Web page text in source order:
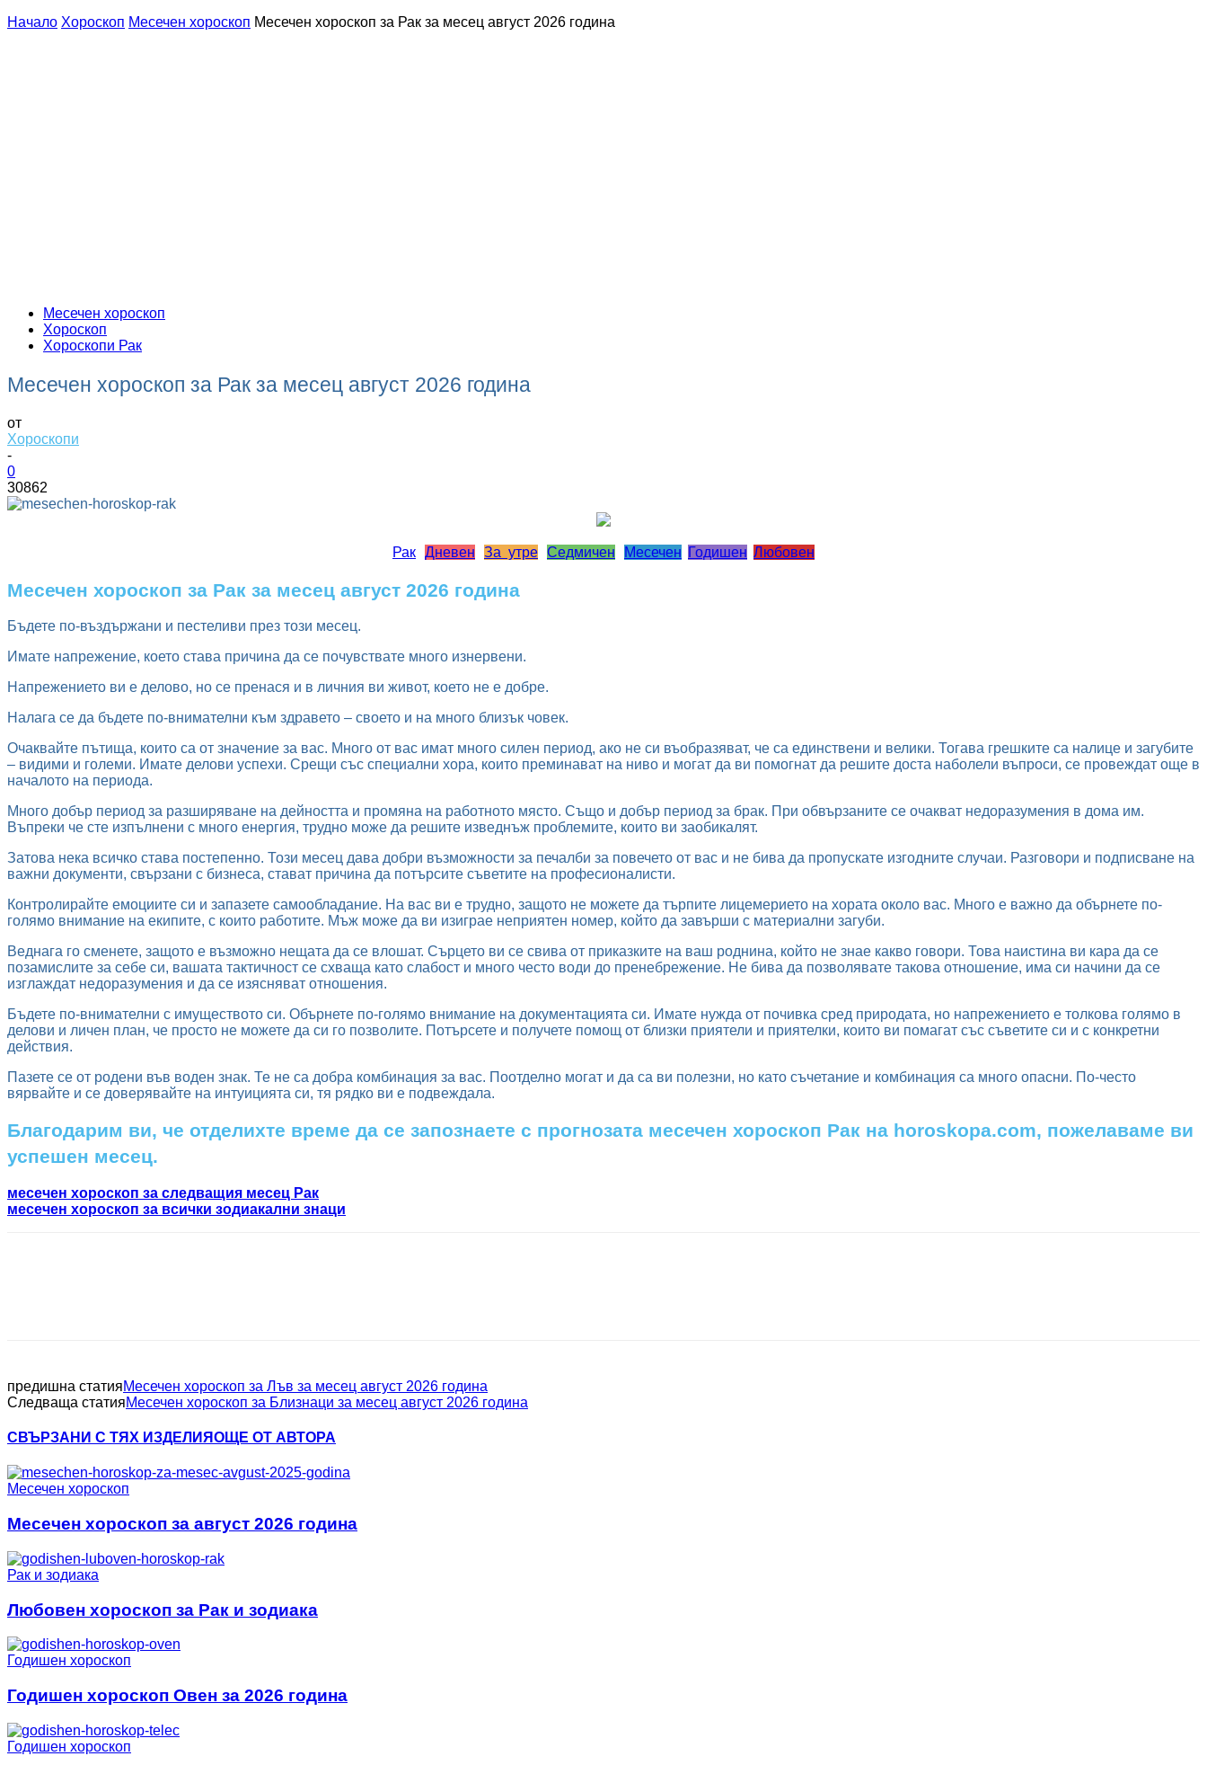
Начало Хороскоп Месечен хороскоп Месечен хороскоп за Рак за месец август 2026 година
Месечен хороскоп
Хороскоп
Хороскопи Рак
Месечен хороскоп за Рак за месец август 2026 година
от
Хороскопи
-
0
30862
Рак Дневен За утре Седмичен Месечен Годишен Любовен
Месечен хороскоп за Рак за месец август 2026 година
Бъдете по-въздържани и пестеливи през този месец.
Имате напрежение, което става причина да се почувствате много изнервени.
Напрежението ви е делово, но се пренася и в личния ви живот, което не е добре.
Налага се да бъдете по-внимателни към здравето – своето и на много близък човек.
Очаквайте пътища, които са от значение за вас. Много от вас имат много силен период, ако не си въобразяват, че са единствени и велики. Тогава грешките са налице и загубите
– видими и големи. Имате делови успехи. Срещи със специални хора, които преминават на ниво и могат да ви помогнат да решите доста наболели въпроси, се провеждат още в
началото на периода.
Много добър период за разширяване на дейността и промяна на работното място. Също и добър период за брак. При обвързаните се очакват недоразумения в дома им.
Въпреки че сте изпълнени с много енергия, трудно може да решите изведнъж проблемите, които ви заобикалят.
Затова нека всичко става постепенно. Този месец дава добри възможности за печалби за повечето от вас и не бива да пропускате изгодните случаи. Разговори и подписване на
важни документи, свързани с бизнеса, стават причина да потърсите съветите на професионалисти.
Контролирайте емоциите си и запазете самообладание. На вас ви е трудно, защото не можете да търпите лицемерието на хората около вас. Много е важно да обърнете по-
голямо внимание на екипите, с които работите. Мъж може да ви изиграе неприятен номер, който да завърши с материални загуби.
Веднага го сменете, защото е възможно нещата да се влошат. Сърцето ви се свива от приказките на ваш роднина, който не знае какво говори. Това наистина ви кара да се
позамислите за себе си, вашата тактичност се схваща като слабост и много често води до пренебрежение. Не бива да позволявате такова отношение, има си начини да се
изглаждат недоразумения и да се изясняват отношения.
Бъдете по-внимателни с имуществото си. Обърнете по-голямо внимание на документацията си. Имате нужда от почивка сред природата, но напрежението е толкова голямо в
делови и личен план, че просто не можете да си го позволите. Потърсете и получете помощ от близки приятели и приятелки, които ви помагат със съветите си и с конкретни
действия.
Пазете се от родени във воден знак. Те не са добра комбинация за вас. Поотделно могат и да са ви полезни, но като съчетание и комбинация са много опасни. По-често
вярвайте и се доверявайте на интуицията си, тя рядко ви е подвеждала.
Благодарим ви, че отделихте време да се запознаете с прогнозата месечен хороскоп Рак на horoskopa.com, пожелаваме ви
успешен месец.
месечен хороскоп за следващия месец Рак
месечен хороскоп за всички зодиакални знаци
предишна статияМесечен хороскоп за Лъв за месец август 2026 година
Следваща статияМесечен хороскоп за Близнаци за месец август 2026 година
СВЪРЗАНИ С ТЯХ ИЗДЕЛИЯОЩЕ ОТ АВТОРА
Месечен хороскоп
Месечен хороскоп за август 2026 година
Рак и зодиака
Любовен хороскоп за Рак и зодиака
Годишен хороскоп
Годишен хороскоп Овен за 2026 година
Годишен хороскоп